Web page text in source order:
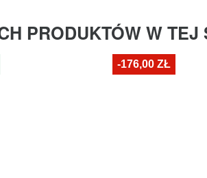
PRODUKTÓW W
-176,00 ZŁ